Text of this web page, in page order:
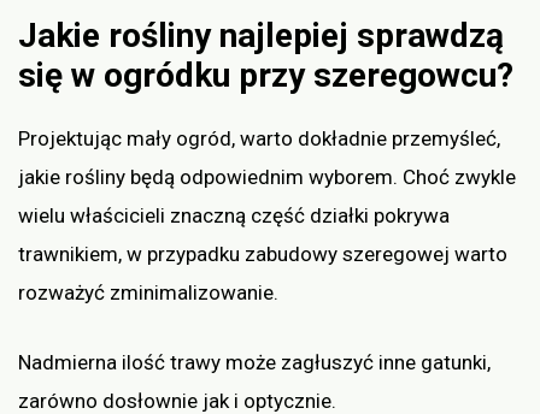
Jakie rośliny najlepiej sprawdzą
się w ogródku przy szeregowcu?
Projektując mały ogród, warto dokładnie przemyśleć,
jakie rośliny będą odpowiednim wyborem. Choć zwykle
wielu właścicieli znaczną część działki pokrywa
trawnikiem, w przypadku zabudowy szeregowej warto
rozważyć zminimalizowanie.
Nadmierna ilość trawy może zagłuszyć inne gatunki,
zarówno dosłownie jak i optycznie.